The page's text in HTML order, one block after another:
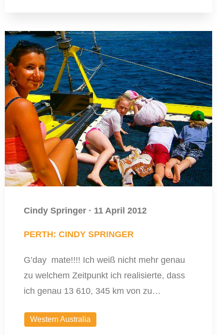
Cindy Springer · 11 April 2012
PERTH: CINDY SPRINGER
G’day mate!!!! Ich weiß nicht mehr genau
zu welchem Zeitpunkt ich realisierte, dass
ich genau 13 610, 345 km von zu…
Western Australia